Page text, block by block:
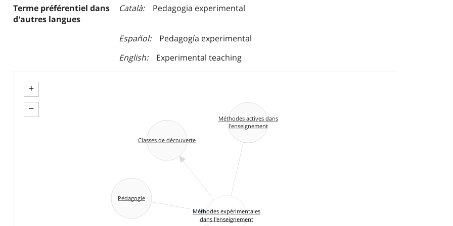
Terme préférentiel dans
d'autres langues
Català Pedagogia experimental
Español
Pedagogía experimental
English
Experimental teaching
+
−
Classes de découverte
Pédagogie
Méthodes expérimentales
dans l'enseignement
Méthodes actives dans
l'enseignement